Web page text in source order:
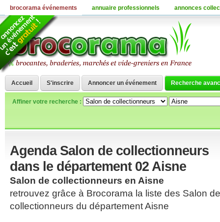
Accueil S'inscrire Annoncer un événement Recherche
Affiner votre recherche :
Agenda Salon de collectionneurs
dans le département 02 Aisne
Salon de collectionneurs en Aisne
retrouvez grâce à Brocorama la liste des Salon de
collectionneurs du département Aisne
brocorama événements annuaire professionnels annonces